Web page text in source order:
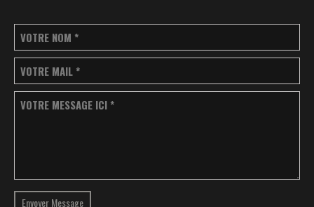
VOTRE NOM *
VOTRE MAIL *
VOTRE MESSAGE ICI *
Envoyer Message